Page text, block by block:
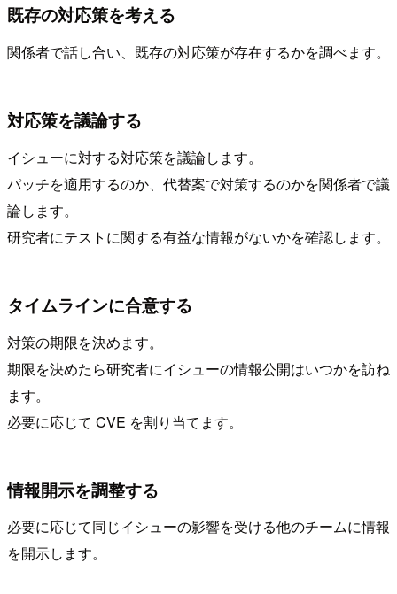
既存の対応策を考える
関係者で話し合い、既存の対応策が存在するかを調べます。
対応策を議論する
イシューに対する対応策を議論します。
パッチを適用するのか、代替案で対策するのかを関係者で議
論します。
研究者にテストに関する有益な情報がないかを確認します。
タイムラインに合意する
対策の期限を決めます。
期限を決めたら研究者にイシューの情報公開はいつかを訪ね
ます。
必要に応じて CVE を割り当てます。
情報開示を調整する
必要に応じて同じイシューの影響を受ける他のチームに情報
を開示します。